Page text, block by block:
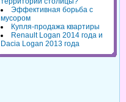
Эффективная борьба с
мусором
Купля-продажа квартиры
Renault Logan 2014 года и
Dacia Logan 2013 года